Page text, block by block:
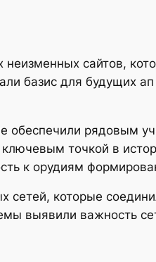
сайтов,
базис для будущих
обеспечили рядовым
точкой в
к орудиям
которые
выявили важность